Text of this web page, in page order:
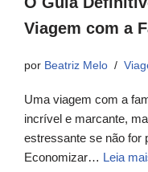
Viagem com a
por Beatriz Melo
Uma viagem com a
incrível e marcante,
estressante se não for
Economizar… Leia